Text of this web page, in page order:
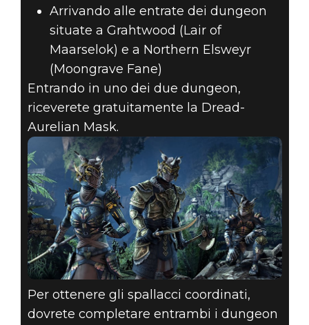
Arrivando alle entrate dei dungeon
situate a Grahtwood (Lair of
Maarselok) e a Northern Elsweyr
(Moongrave Fane)
Entrando in uno dei due dungeon,
riceverete gratuitamente la Dread-
Aurelian Mask.
Per ottenere gli spallacci coordinati,
dovrete completare entrambi i dungeon